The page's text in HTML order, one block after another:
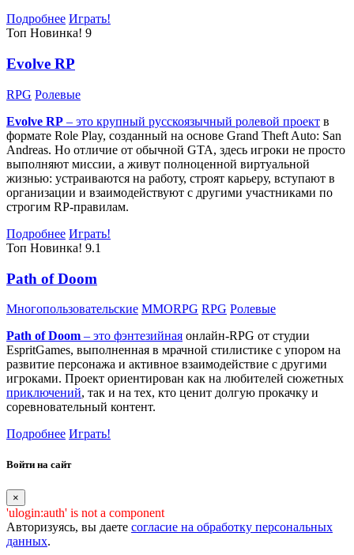
Подробнее Играть!
Топ Новинка! 9
Evolve RP
RPG Ролевые
Evolve RP – это крупный русскоязычный ролевой проект в
формате Role Play, созданный на основе Grand Theft Auto: San
Andreas. Но отличие от обычной GTA, здесь игроки не просто
выполняют миссии, а живут полноценной виртуальной
жизнью: устраиваются на работу, строят карьеру, вступают в
организации и взаимодействуют с другими участниками по
строгим RP-правилам.
Подробнее Играть!
Топ Новинка! 9.1
Path of Doom
Многопользовательские MMORPG RPG Ролевые
Path of Doom – это фэнтезийная онлайн-RPG от студии
EspritGames, выполненная в мрачной стилистике с упором на
развитие персонажа и активное взаимодействие с другими
игроками. Проект ориентирован как на любителей сюжетных
приключений, так и на тех, кто ценит долгую прокачку и
соревновательный контент.
Подробнее Играть!
Войти на сайт
×
'ulogin:auth' is not a component
Авторизуясь, вы даете согласие на обработку персональных
данных.